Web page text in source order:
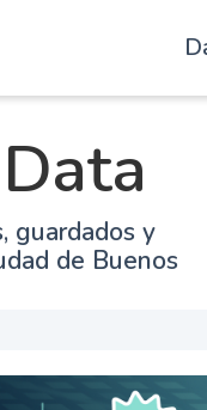
guardados y
de Buenos